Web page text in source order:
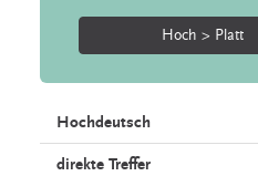
Hoch > Platt
Hochdeutsch
direkte Treffer